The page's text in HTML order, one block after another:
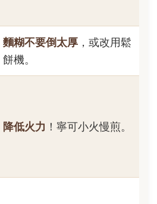
麵糊不要倒太厚 ，或改用鬆
餅機。
降低火力 ！寧可小火慢煎。